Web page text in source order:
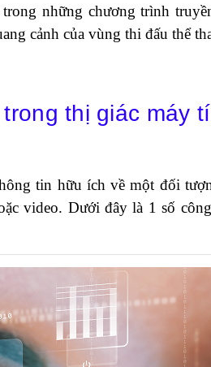
những chương trình
cảnh của vùng thi đấu thể
thị giác máy
tin hữu ích về một đối
video. Dưới đây là 1 số